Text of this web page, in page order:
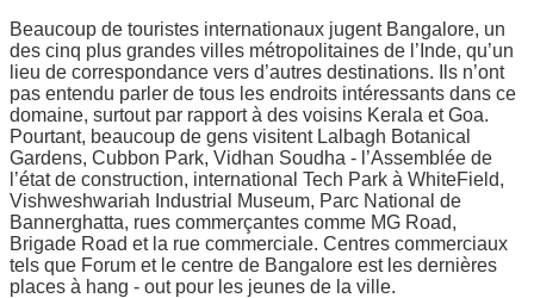
Beaucoup de touristes internationaux jugent Bangalore, un
des cinq plus grandes villes métropolitaines de l’Inde, qu’un
lieu de correspondance vers d’autres destinations. Ils n’ont
pas entendu parler de tous les endroits intéressants dans ce
domaine, surtout par rapport à des voisins Kerala et Goa.
Pourtant, beaucoup de gens visitent Lalbagh Botanical
Gardens, Cubbon Park, Vidhan Soudha - l’Assemblée de
l’état de construction, international Tech Park à WhiteField,
Vishweshwariah Industrial Museum, Parc National de
Bannerghatta, rues commerçantes comme MG Road,
Brigade Road et la rue commerciale. Centres commerciaux
tels que Forum et le centre de Bangalore est les dernières
places à hang - out pour les jeunes de la ville.